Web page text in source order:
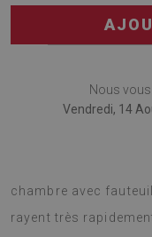
Nous
Vendredi, 14
chambre avec
rayent très